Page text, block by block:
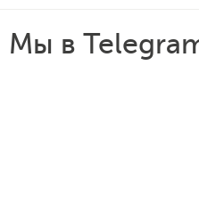
Мы в